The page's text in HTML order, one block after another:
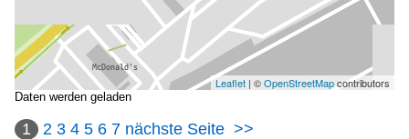
Leaflet | ©OpenStreetMapcontributors
Daten werden geladen
1 2 3 4 5 6 7 nächste Seite >>